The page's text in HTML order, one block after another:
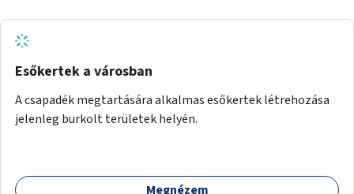
Esőkertek a városban
A csapadék megtartására alkalmas esőkertek létrehozása
jelenleg burkolt területek helyén.
Megnézem